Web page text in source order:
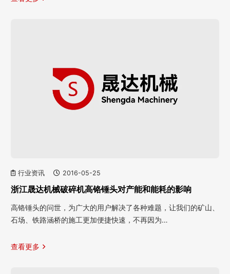
行业资讯 2016-05-25
浙江晟达机械破碎机高铬锤头对产能和能耗的影响
高铬锤头的问世，为广大的用户解决了各种难题，让我们的矿山、
石场、铁路涵桥的施工更加便捷快速，不再因为…
查看更多